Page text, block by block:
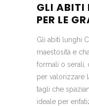
GLI ABITI
PER LE
Gli abiti lunghi
maestosità e
formali o serali,
per valorizzare
tagli che
ideale per